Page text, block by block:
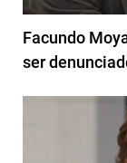
Facundo
ser